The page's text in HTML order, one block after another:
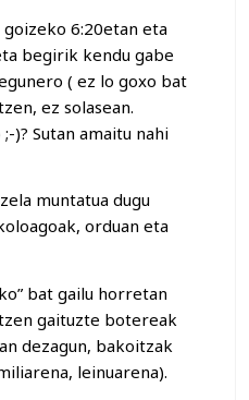
6:20etan eta
begirik kendu gabe
( ez lo goxo bat
ez solasean.
)? Sutan amaitu nahi
muntatua dugu
orduan eta
bat gailu horretan
gaituzte botereak
dezagun, bakoitzak
leinuarena).